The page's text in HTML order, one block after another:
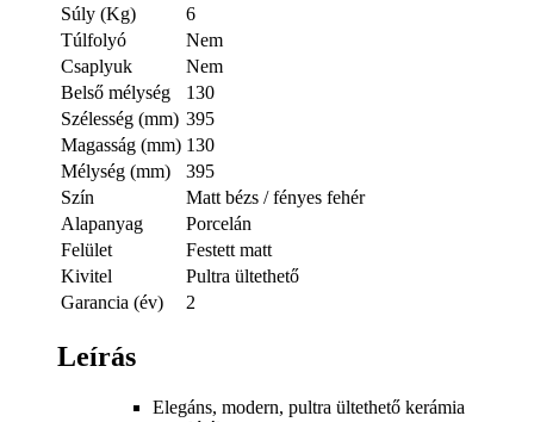
Súly (Kg)
6
Túlfolyó
Nem
Csaplyuk
Nem
Belső mélység
130
Szélesség (mm) 395
Magasság (mm) 130
Mélység (mm)
395
Szín
Matt bézs / fényes fehér
Alapanyag
Porcelán
Felület
Festett matt
Kivitel
Pultra ültethető
Garancia (év)
2
Leírás
Elegáns, modern, pultra ültethető kerámia